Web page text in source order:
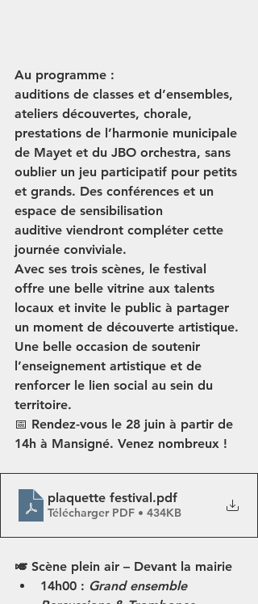
Au programme :
auditions de classes et d’ensembles,
ateliers découvertes, chorale,
prestations de l’harmonie municipale
de Mayet et du JBO orchestra, sans
oublier un jeu participatif pour petits
et grands. Des conférences et un
espace de sensibilisation
auditive viendront compléter cette
journée conviviale.
Avec ses trois scènes, le festival
offre une belle vitrine aux talents
locaux et invite le public à partager
un moment de découverte artistique.
Une belle occasion de soutenir
l’enseignement artistique et de
renforcer le lien social au sein du
territoire.
📅 Rendez-vous le 28 juin à partir de
14h à Mansigné. Venez nombreux !
plaquette festival.pdf
Télécharger PDF • 434KB
🎺 Scène plein air – Devant la mairie
14h00 : Grand ensemble